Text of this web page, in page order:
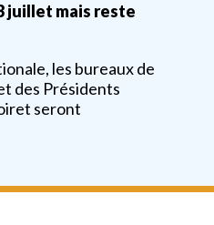
juillet mais reste
les bureaux de
des Présidents
seront